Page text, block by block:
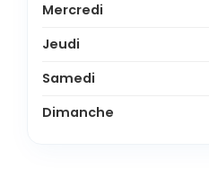
Mercredi
Jeudi
Samedi
Dimanche